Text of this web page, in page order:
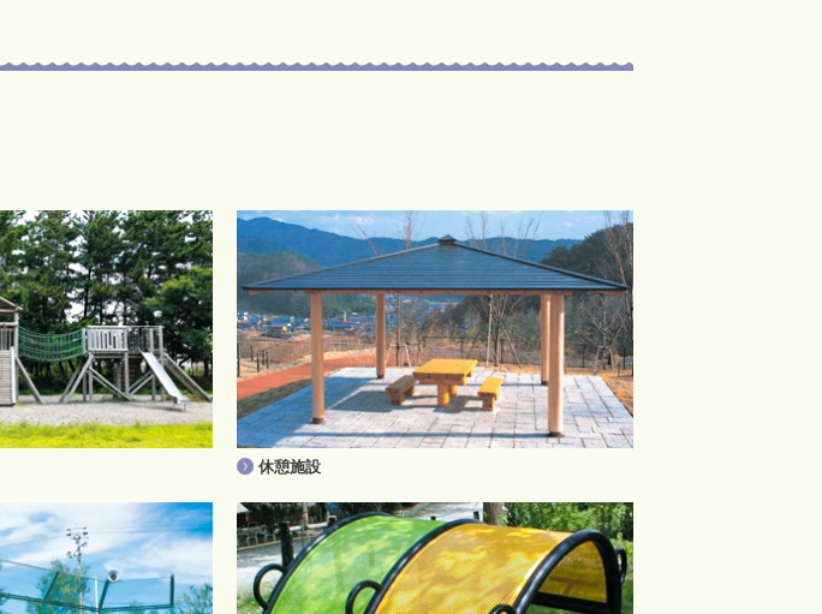
休憩施設